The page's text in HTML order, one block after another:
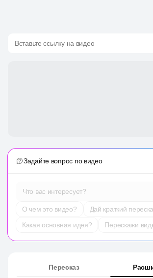
Вставьте ссылку на видео
Задайте вопрос по видео
Что вас интересует?
О чем это видео?
Дай краткий
Какая основная идея?
Перескажи
Пересказ